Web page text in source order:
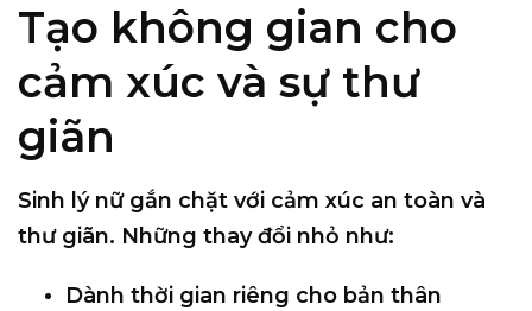
Tạo không gian cho
cảm xúc và sự thư
giãn
Sinh lý nữ gắn chặt với cảm xúc an toàn và
thư giãn. Những thay đổi nhỏ như:
Dành thời gian riêng cho bản thân